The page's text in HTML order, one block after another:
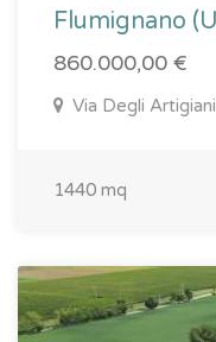
Flumignano
860.000,00 €
Via Degli
1440 mq